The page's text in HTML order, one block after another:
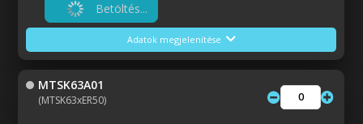
Betöltés...
Adatok megjelenítése
MTSK63A01
(MTSK63xER50)